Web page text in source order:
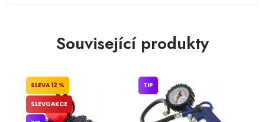
Související produkty
12 %
SLEVOAKCE
TIP